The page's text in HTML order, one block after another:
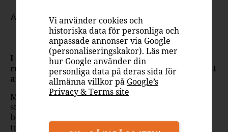
Avec Drink
Ett arv sedan 1888
I över fem generationer har Brugal förfinat sitt
romhantverk i Dominikanska republiken, präglat
av passion, omsorg och respekt för traditionen.
Med erfarenhet som gått i arv, och respekt för varje
steg i processen, skapas Brugal 1888. Smakprofilen
bjuder på inslag av mörk karamell, kakao, kaffe och
torkad frukt. Brugal 1888 dubbellagras i bourbon-
Vi använder cookies och
historiska data för personliga och
anpassade annonser via Google
(personaliseringskakor). Läs mer
hur Google använder din
personliga data på deras sida för
allmänna villkor på Google’s
Privacy & Terms site